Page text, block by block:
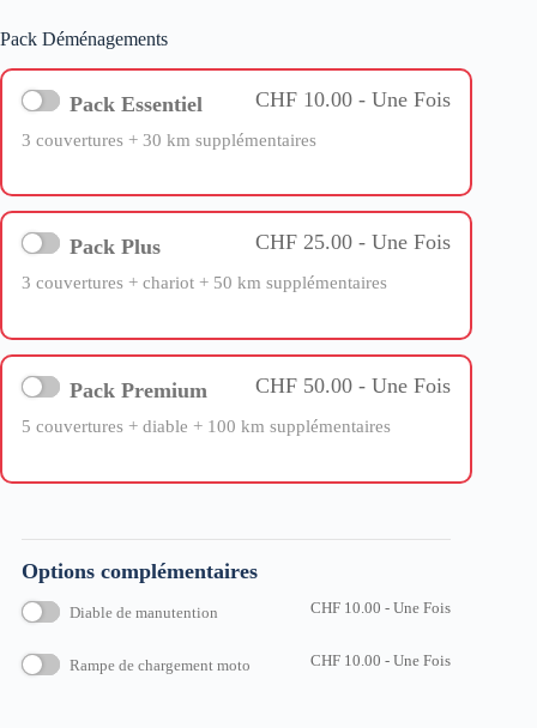
Pack Déménagements
Pack Essentiel CHF 10.00 - Une Fois
3 couvertures + 30 km supplémentaires
Pack Plus CHF 25.00 - Une Fois
3 couvertures + chariot + 50 km supplémentaires
Pack Premium CHF 50.00 - Une Fois
5 couvertures + diable + 100 km supplémentaires
Diable de manutention CHF 10.00 - Une Fois
Rampe de chargement moto CHF 10.00 - Une Fois